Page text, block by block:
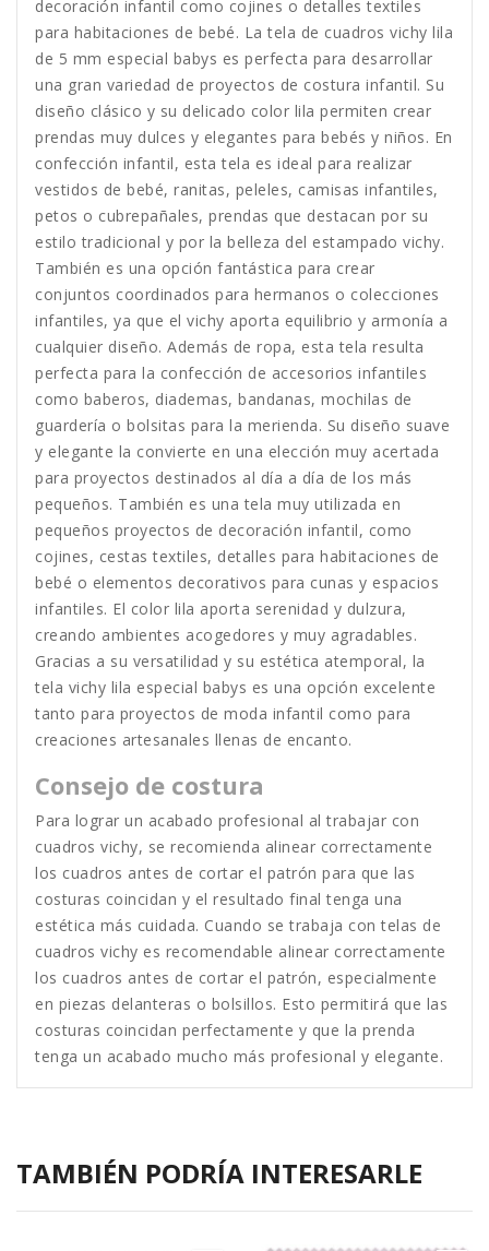
decoración infantil como cojines o detalles textiles
para habitaciones de bebé. La tela de cuadros vichy lila
de 5 mm especial babys es perfecta para desarrollar
una gran variedad de proyectos de costura infantil. Su
diseño clásico y su delicado color lila permiten crear
prendas muy dulces y elegantes para bebés y niños. En
confección infantil, esta tela es ideal para realizar
vestidos de bebé, ranitas, peleles, camisas infantiles,
petos o cubrepañales, prendas que destacan por su
estilo tradicional y por la belleza del estampado vichy.
También es una opción fantástica para crear
conjuntos coordinados para hermanos o colecciones
infantiles, ya que el vichy aporta equilibrio y armonía a
cualquier diseño. Además de ropa, esta tela resulta
perfecta para la confección de accesorios infantiles
como baberos, diademas, bandanas, mochilas de
guardería o bolsitas para la merienda. Su diseño suave
y elegante la convierte en una elección muy acertada
para proyectos destinados al día a día de los más
pequeños. También es una tela muy utilizada en
pequeños proyectos de decoración infantil, como
cojines, cestas textiles, detalles para habitaciones de
bebé o elementos decorativos para cunas y espacios
infantiles. El color lila aporta serenidad y dulzura,
creando ambientes acogedores y muy agradables.
Gracias a su versatilidad y su estética atemporal, la
tela vichy lila especial babys es una opción excelente
tanto para proyectos de moda infantil como para
creaciones artesanales llenas de encanto.
Consejo de costura
Para lograr un acabado profesional al trabajar con
cuadros vichy, se recomienda alinear correctamente
los cuadros antes de cortar el patrón para que las
costuras coincidan y el resultado final tenga una
estética más cuidada. Cuando se trabaja con telas de
cuadros vichy es recomendable alinear correctamente
los cuadros antes de cortar el patrón, especialmente
en piezas delanteras o bolsillos. Esto permitirá que las
costuras coincidan perfectamente y que la prenda
tenga un acabado mucho más profesional y elegante.
TAMBIÉN PODRÍA INTERESARLE